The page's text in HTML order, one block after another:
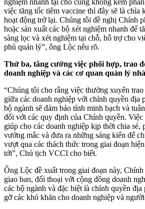
việc tăng tốc tiêm vaccine thì đây sẽ là chìa
hoạt động trở lại. Chúng tôi đề nghị Chính
hoặc sản xuất các bộ xét nghiệm nhanh để
sàng lọc và xét nghiệm tại chỗ, hỗ trợ cho
phủ quản lý”, ông Lộc nêu rõ.
Thứ ba, tăng cường việc phối hợp, trao
doanh nghiệp và các cơ quan quản lý
“Chúng tôi cho rằng việc thường xuyên
giữa các doanh nghiệp với chính quyền địa
bộ ngành sẽ đảm bảo tính minh bạch và
đối với các quy định của Chính quyền.
giúp cho các doanh nghiệp kịp thời chia sẻ,
vướng mắc và đưa ra những sáng kiến để
vượt qua các thách thức trong giai đoạn
tới”, Chủ tịch VCCI cho biết.
Ông Lộc đề xuất trong giai đoạn này,
giao ban, đối thoại với cộng đồng doanh
các bộ ngành và đặc biệt là chính quyền
gỡ các khó khăn cho doanh nghiệp và